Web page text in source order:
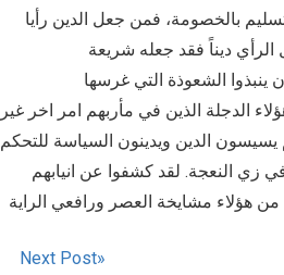
تسليم بالخصومة، فمن جعل الدين رأيا
ينبذوا الشعوذة التي غرسها
الدجلة الذين في مأربهم امر اخر غير
الدين ويدينون السياسة للتحكم
زي النعجة. لقد كشفوا عن انيابهم
Next Post